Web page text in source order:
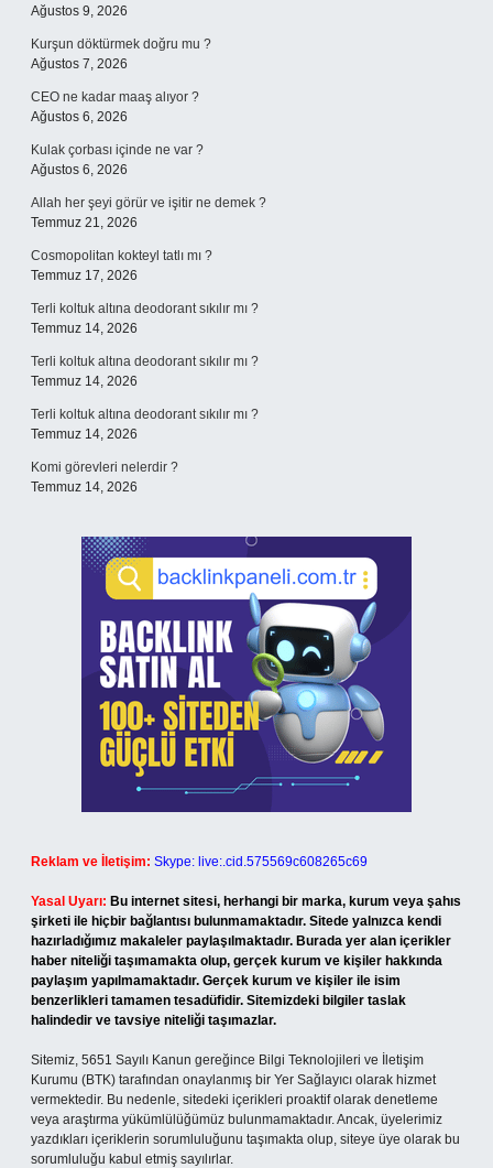
Ağustos 9, 2026
Kurşun döktürmek doğru mu ?
Ağustos 7, 2026
CEO ne kadar maaş alıyor ?
Ağustos 6, 2026
Kulak çorbası içinde ne var ?
Ağustos 6, 2026
Allah her şeyi görür ve işitir ne demek ?
Temmuz 21, 2026
Cosmopolitan kokteyl tatlı mı ?
Temmuz 17, 2026
Terli koltuk altına deodorant sıkılır mı ?
Temmuz 14, 2026
Terli koltuk altına deodorant sıkılır mı ?
Temmuz 14, 2026
Terli koltuk altına deodorant sıkılır mı ?
Temmuz 14, 2026
Komi görevleri nelerdir ?
Temmuz 14, 2026
Reklam ve İletişim: Skype: live:.cid.575569c608265c69
Yasal Uyarı: Bu internet sitesi, herhangi bir marka, kurum veya şahıs
şirketi ile hiçbir bağlantısı bulunmamaktadır. Sitede yalnızca kendi
hazırladığımız makaleler paylaşılmaktadır. Burada yer alan içerikler
haber niteliği taşımamakta olup, gerçek kurum ve kişiler hakkında
paylaşım yapılmamaktadır. Gerçek kurum ve kişiler ile isim
benzerlikleri tamamen tesadüfidir. Sitemizdeki bilgiler taslak
halindedir ve tavsiye niteliği taşımazlar.
Sitemiz, 5651 Sayılı Kanun gereğince Bilgi Teknolojileri ve İletişim
Kurumu (BTK) tarafından onaylanmış bir Yer Sağlayıcı olarak hizmet
vermektedir. Bu nedenle, sitedeki içerikleri proaktif olarak denetleme
veya araştırma yükümlülüğümüz bulunmamaktadır. Ancak, üyelerimiz
yazdıkları içeriklerin sorumluluğunu taşımakta olup, siteye üye olarak bu
sorumluluğu kabul etmiş sayılırlar.